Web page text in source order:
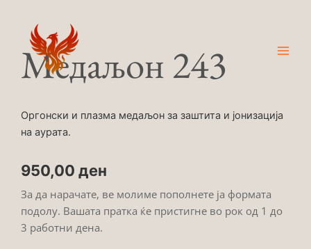
contentМедаљон 243
Оргонски и плазма медаљон за заштита и јонизација
на аурата.
950,00 ден
За да нарачате, ве молиме пополнете ја формата
подолу. Вашата пратка ќе пристигне во рок од 1 до
3 работни дена.